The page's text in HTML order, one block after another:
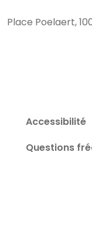
Place Poelaert,
Accessibilité
Questions